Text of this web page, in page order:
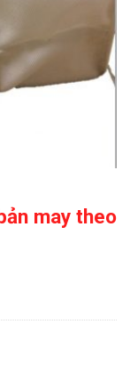
may theo